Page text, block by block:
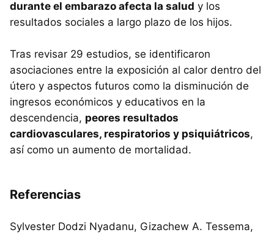
durante el embarazo afecta la salud y los
resultados sociales a largo plazo de los hijos.
Tras revisar 29 estudios, se identificaron
asociaciones entre la exposición al calor dentro del
útero y aspectos futuros como la disminución de
ingresos económicos y educativos en la
descendencia, peores resultados
cardiovasculares, respiratorios y psiquiátricos,
así como un aumento de mortalidad.
Referencias
Sylvester Dodzi Nyadanu, Gizachew A. Tessema,